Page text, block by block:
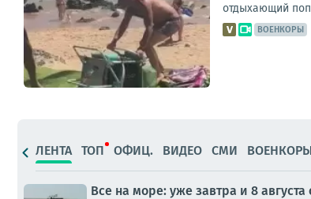
отдыхающий
ВОЕНКОРЫ
ЛЕНТА ТОП ОФИЦ. ВИДЕО СМИ ВОЕНКОРЫ
Все на море: уже завтра и 8